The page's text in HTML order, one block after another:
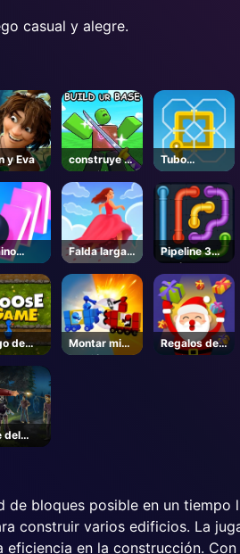
casual y alegre.
y Eva
construye tu
base ⚔️ -
Roblox
Tubo
maestro
Woso
Falda larga
3d
Pipeline 3D
en línea
de
Montar mi
camión
Regalos de
Navidad
del
bloques posible en un tiempo
construir varios edificios. La
en la construcción. Con